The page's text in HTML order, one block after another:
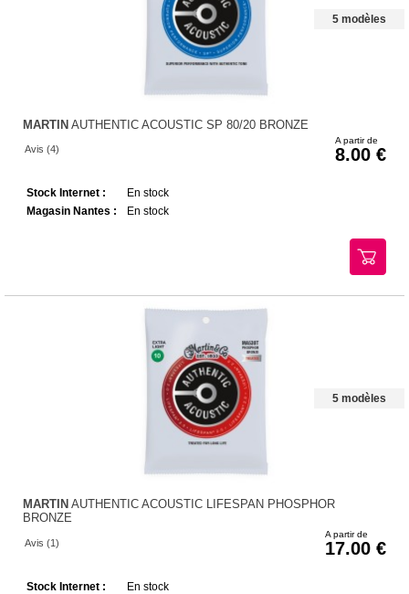
5 modèles
MARTIN AUTHENTIC ACOUSTIC SP 80/20 BRONZE
Avis (4)
A partir de
8.00
Stock Internet :
En stock
Magasin Nantes :
En stock
5 modèles
MARTIN AUTHENTIC ACOUSTIC LIFESPAN PHOSPHOR
BRONZE
Avis (1)
A partir de
17.00
Stock Internet :
En stock